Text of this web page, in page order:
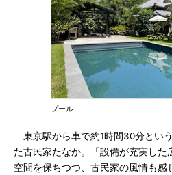
プール
東京駅から車で約1時間30分とい
た古民家たなか。「設備が充実した
空間を保ちつつ、古民家の風情も